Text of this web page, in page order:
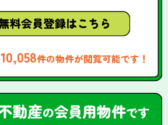
10,058件の物件が閲覧可能です！